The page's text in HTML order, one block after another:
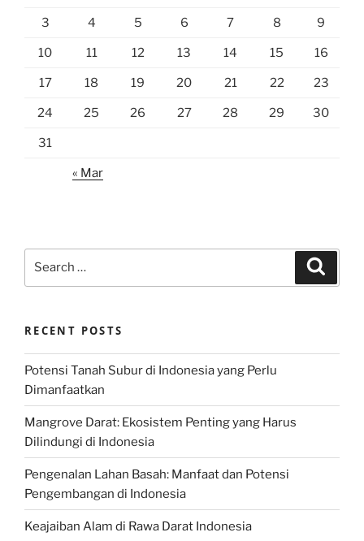
3 4 5 6 7 8 9
10 11 12 13 14 15 16
17 18 19 20 21 22 23
24 25 26 27 28 29 30
31
« Mar
RECENT POSTS
Potensi Tanah Subur di Indonesia yang Perlu
Dimanfaatkan
Mangrove Darat: Ekosistem Penting yang Harus
Dilindungi di Indonesia
Pengenalan Lahan Basah: Manfaat dan Potensi
Pengembangan di Indonesia
Keajaiban Alam di Rawa Darat Indonesia